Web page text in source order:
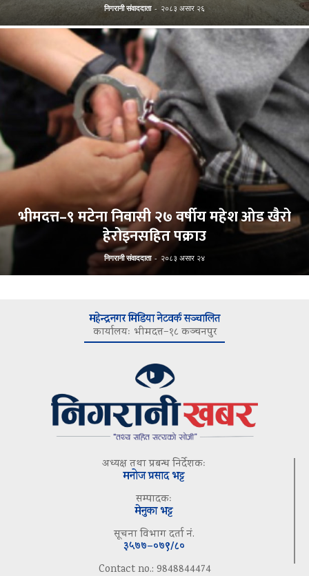
निगरानी संवाददाता - २०८३ असार २६
भीमदत्त–९ मटेना निवासी २७ वर्षीय महेश ओड खैरो
हेरोइनसहित पक्राउ
निगरानी संवाददाता - २०८३ असार २४
महेन्द्रनगर मिडिया नेटवर्क सञ्चालित
कार्यालयः भीमदत्त–१८ कञ्चनपुर
अध्यक्ष तथा प्रबन्ध निर्देशकः
मनोज प्रसाद भट्ट
सम्पादकः
मेनुका भट्ट
सूचना विभाग दर्ता नं.
३५७७–०७९/८०
Contact no.: 9848844474